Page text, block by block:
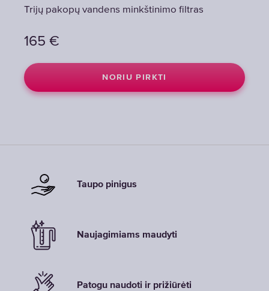
Trijų pakopų vandens minkštinimo filtras
165 €
NORIU PIRKTI
Trijų pakopų vandens minkštinimo filtras
165 €
NORIU PIRKTI
Trijų pakopų vandens minkštinimo filtras
165 €
NORIU PIRKTI
Taupo pinigus
Naujagimiams maudyti
Patogu naudoti ir prižiūrėti